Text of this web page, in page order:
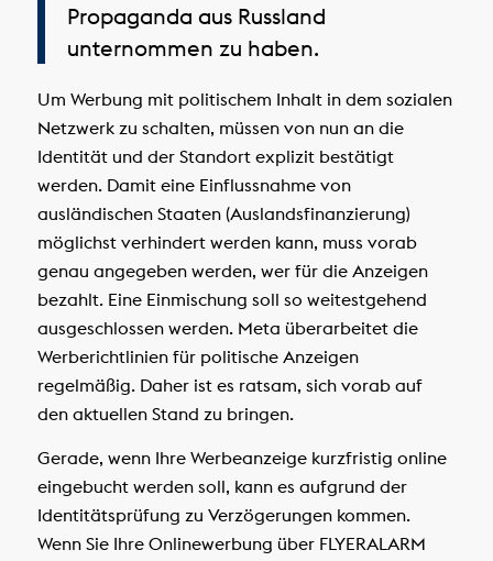
Propaganda aus Russland
unternommen zu haben.
Um Werbung mit politischem Inhalt in dem sozialen
Netzwerk zu schalten, müssen von nun an die
Identität und der Standort explizit bestätigt
werden. Damit eine Einflussnahme von
ausländischen Staaten (Auslandsfinanzierung)
möglichst verhindert werden kann, muss vorab
genau angegeben werden, wer für die Anzeigen
bezahlt. Eine Einmischung soll so weitestgehend
ausgeschlossen werden. Meta überarbeitet die
Werberichtlinien für politische Anzeigen
regelmäßig. Daher ist es ratsam, sich vorab auf
den aktuellen Stand zu bringen.
Gerade, wenn Ihre Werbeanzeige kurzfristig online
eingebucht werden soll, kann es aufgrund der
Identitätsprüfung zu Verzögerungen kommen.
Wenn Sie Ihre Onlinewerbung über FLYERALARM